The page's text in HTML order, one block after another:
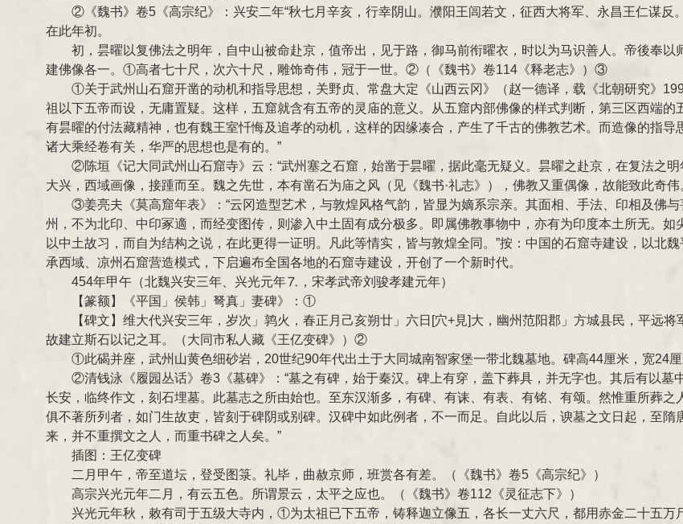
②《魏书》卷5《高宗纪》：兴安二年“秋七月辛亥，行幸阴山。濮阳王闾若文，征西大将军、永昌王仁谋反
在此年初。
初，昙曜以复佛法之明年，自中山被命赴京，值帝出，见于路，御马前衔曜衣，时以为马识善人。帝後奉
建佛像各一。①高者七十尺，次六十尺，雕饰奇伟，冠于一世。②（《魏书》卷114《释老志》）③
①关于武州山石窟开凿的动机和指导思想，关野贞、常盘大定《山西云冈》（赵一德译，载《北朝研究》
祖以下五帝而设，无庸置疑。这样，五窟就含有五帝的灵庙的意义。从五窟内部佛像的样式判断，第三区西端
有昙曜的付法藏精神，也有魏王室忏悔及追孝的动机，这样的因缘凑合，产生了千古的佛教艺术。而造像的指
诸大乘经卷有关，华严的思想也是有的。”
②陈垣《记大同武州山石窟寺》云：“武州塞之石窟，始凿于昙曜，据此毫无疑义。昙曜之赴京，在复法之
大兴，西域画像，接踵而至。魏之先世，本有凿石为庙之风（见《魏书·礼志》），佛教又重偶像，故能致此奇伟
③姜亮夫《莫高窟年表》：“云冈造型艺术，与敦煌风格气韵，皆显为嫡系宗亲。其面相、手法、印相及佛
州，不为北印、中印冢適，而经变图传，则渗入中土固有成分极多。即属佛教事物中，亦有为印度本土所无。
以中土故习，而自为结构之说，在此更得一证明。凡此等情实，皆与敦煌全同。”按：中国的石窟寺建设，以北
承西域、凉州石窟营造模式，下启遍布全国各地的石窟寺建设，开创了一个新时代。
454年甲午（北魏兴安三年、兴光元年⒎，宋孝武帝刘骏孝建元年）
【篆额】《平国」侯韩」弩真」妻碑》：①
【碑文】维大代兴安三年，岁次」鹑火，春正月己亥朔廿」六日[穴+見]大，幽州范阳郡」方城县民，平远
故建立斯石以记之耳。（大同市私人藏《王亿变碑》）②
①此碣并座，武州山黄色细砂岩，20世纪90年代出土于大同城南智家堡一带北魏墓地。碑高44厘米，宽24
②清钱泳《履园丛话》卷3《墓碑》：“墓之有碑，始于秦汉。碑上有穿，盖下葬具，并无字也。其后有以
长安，临终作文，刻石埋墓。此墓志之所由始也。至东汉渐多，有碑、有诔、有表、有铭、有颂。然惟重所葬
俱不著所列者，如门生故吏，皆刻于碑阴或别碑。汉碑中如此例者，不一而足。自此以后，谀墓之文日起，至
来，并不重撰文之人，而重书碑之人矣。”
插图：王亿变碑
二月甲午，帝至道坛，登受图箓。礼毕，曲赦京师，班赏各有差。（《魏书》卷5《高宗纪》）
高宗兴光元年二月，有云五色。所谓景云，太平之应也。（《魏书》卷112《灵征志下》）
兴光元年秋，敕有司于五级大寺内，①为太祖已下五帝，铸释迦立像五，各长一丈六尺，都用赤金二十五万